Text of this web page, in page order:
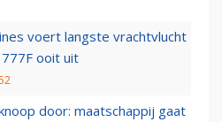
voert langste vrachtvlucht
ooit uit
door: maatschappij gaat